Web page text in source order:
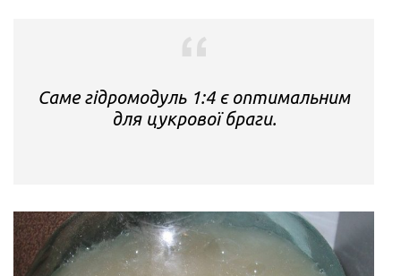
Саме гідромодуль 1:4 є оптимальним
для цукрової браги.